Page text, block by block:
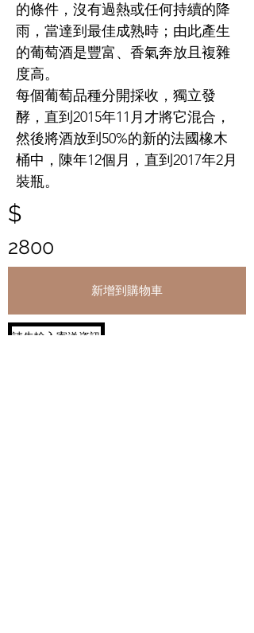
的條件，沒有過熱或任何持續的降
雨，當達到最佳成熟時；由此產生
的葡萄酒是豐富、香氣奔放且複雜
度高。
每個葡萄品種分開採收，獨立發
酵，直到2015年11月才將它混合，
然後將酒放到50%的新的法國橡木
桶中，陳年12個月，直到2017年2月
裝瓶。
$
2800
新增到購物車
請先輸入寄送資訊